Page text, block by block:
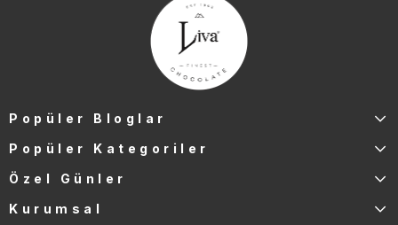
Popüler Bloglar
Popüler Kategoriler
Özel Günler
Kurumsal